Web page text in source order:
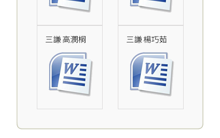
三謙 高潣桐 三謙 楊巧茹